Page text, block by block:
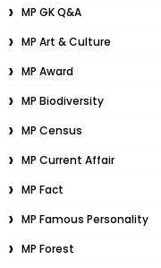
MP GK Q&A
MP Art & Culture
MP Award
MP Biodiversity
MP Census
MP Current Affair
MP Fact
MP Famous Personality
MP Forest